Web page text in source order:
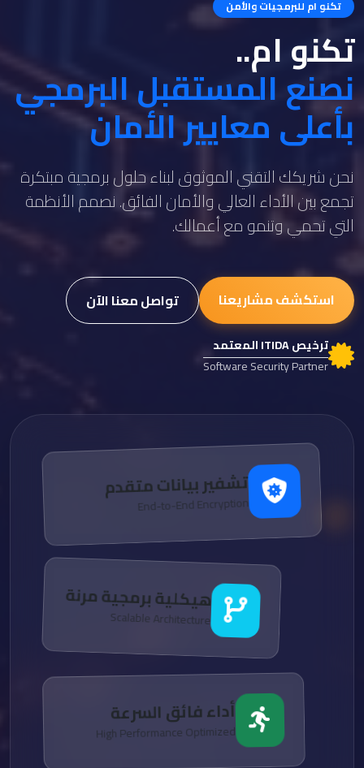
تكنو ام للبرمجيات والأمن
تكنو ام..
نصنع المستقبل البرمجي
بأعلى معايير الأمان
نحن شريكك التقني الموثوق لبناء حلول برمجية مبتكرة
تجمع بين الأداء العالي والأمان الفائق. نصمم الأنظمة
التي تحمي وتنمو مع أعمالك.
استكشف مشاريعنا تواصل معنا الآن
ترخيص ITIDA المعتمد
Software Security Partner
تشفير بيانات متقدم
End-to-End Encryption
هيكلية برمجية مرنة
Scalable Architecture
أداء فائق السرعة
High Performance Optimized